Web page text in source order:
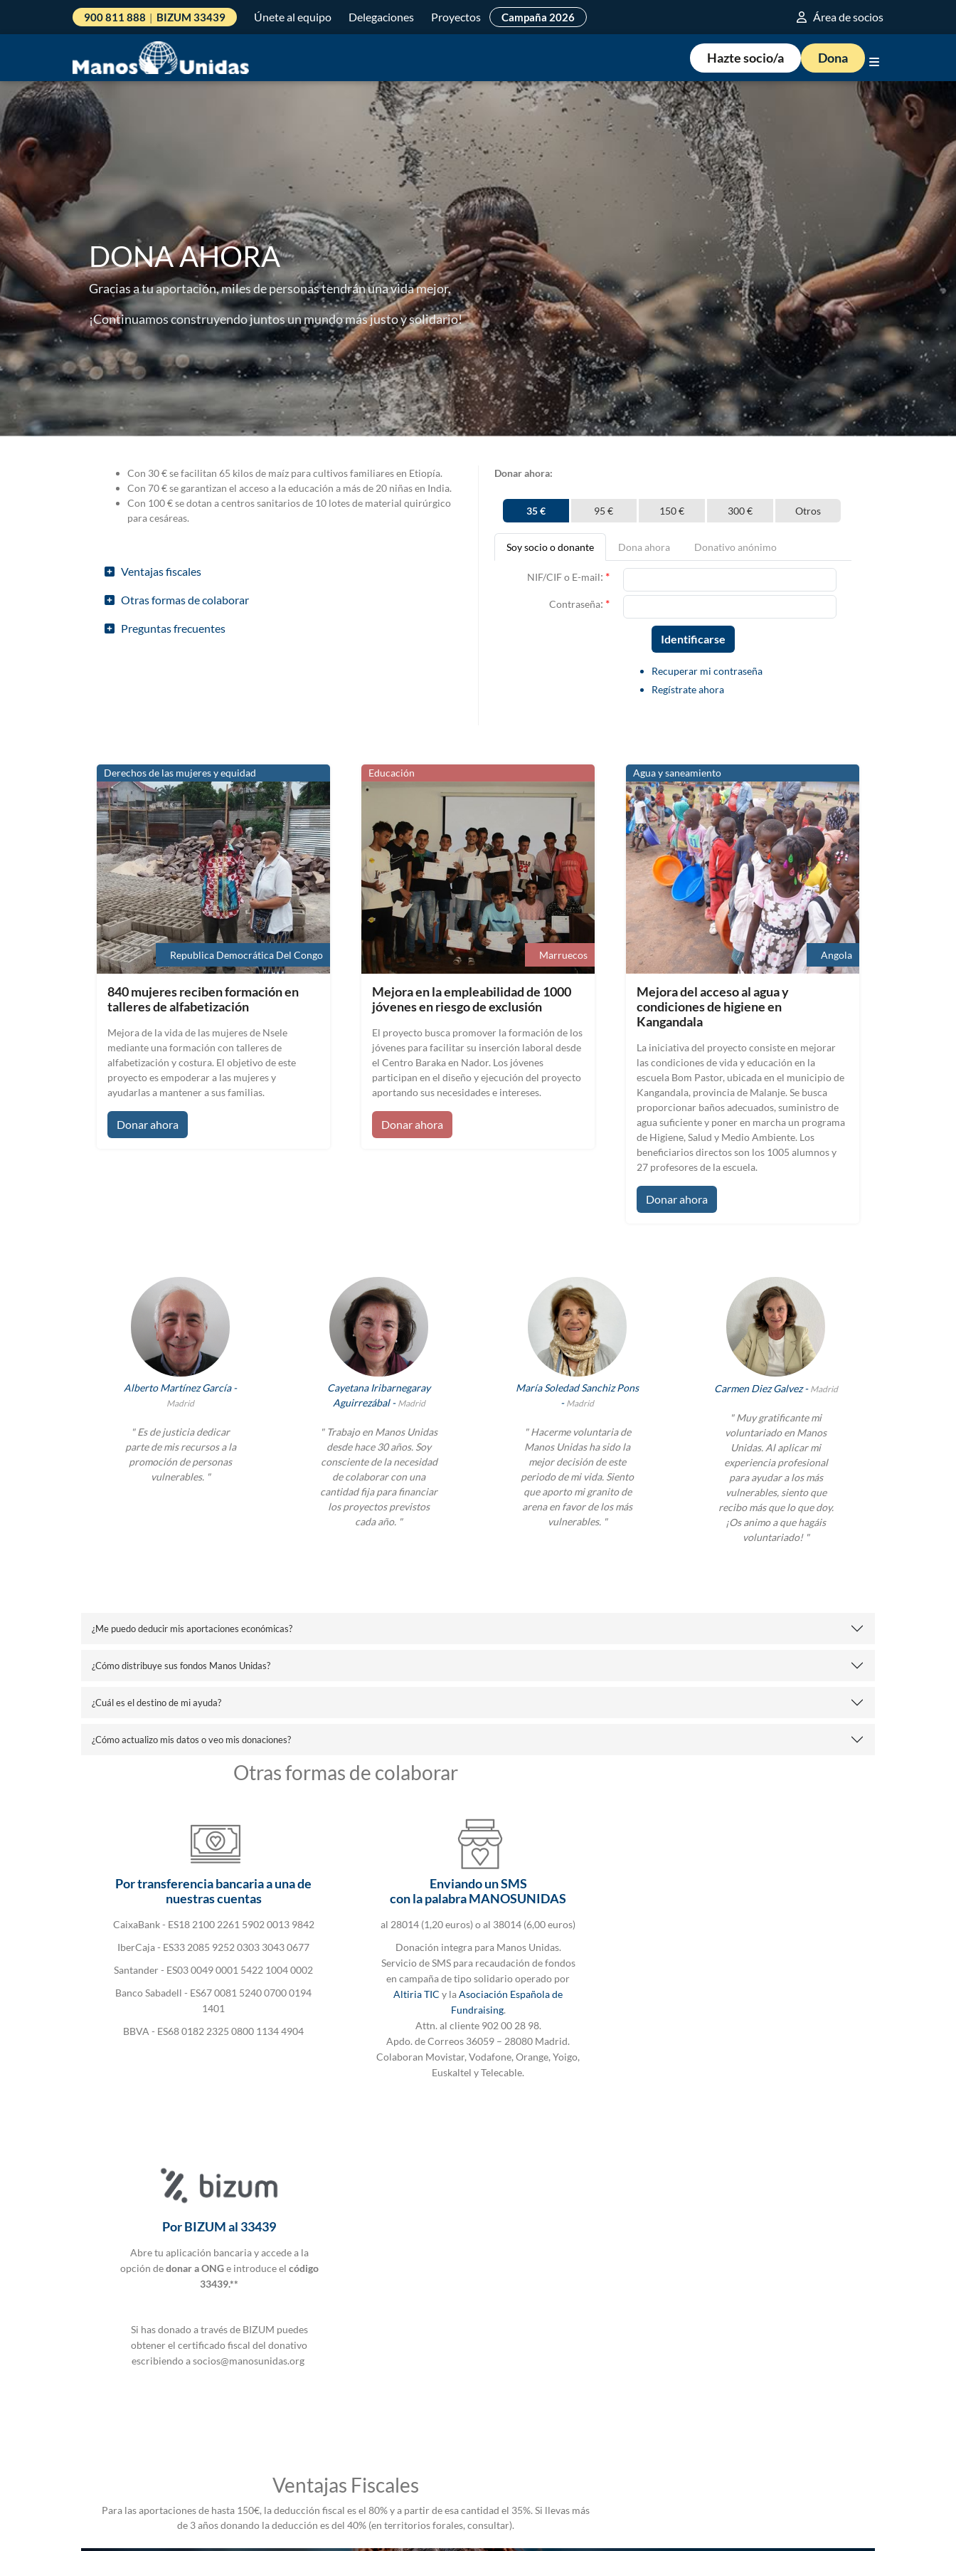
900 811 888 | BIZUM 33439 Únete al equipo Delegaciones Proyectos Campaña 2026 Área de socios
Hazte socio/a Dona
DONA AHORA
Gracias a tu aportación, miles de personas tendrán una vida mejor.
¡Continuamos construyendo juntos un mundo más justo y solidario!
Con 30 € se facilitan 65 kilos de maíz para cultivos familiares en Etiopía.
Con 70 € se garantizan el acceso a la educación a más de 20 niñas en India.
Con 100 € se dotan a centros sanitarios de 10 lotes de material quirúrgico
para cesáreas.
Ventajas fiscales
Otras formas de colaborar
Preguntas frecuentes
Donar ahora:
35 € 95 € 150 € 300 € Otros
Soy socio o donante Dona ahora Donativo anónimo
NIF/CIF o E-mail: *
Contraseña: *
Recuperar mi contraseña
Regístrate ahora
Derechos de las mujeres y equidad
Republica Democrática Del Congo
840 mujeres reciben formación en
talleres de alfabetización
Mejora de la vida de las mujeres de Nsele
mediante una formación con talleres de
alfabetización y costura. El objetivo de este
proyecto es empoderar a las mujeres y
ayudarlas a mantener a sus familias.
Donar ahora
Educación
Marruecos
Mejora en la empleabilidad de 1000
jóvenes en riesgo de exclusión
El proyecto busca promover la formación de los
jóvenes para facilitar su inserción laboral desde
el Centro Baraka en Nador. Los jóvenes
participan en el diseño y ejecución del proyecto
aportando sus necesidades e intereses.
Donar ahora
Agua y saneamiento
Angola
Mejora del acceso al agua y
condiciones de higiene en
Kangandala
La iniciativa del proyecto consiste en mejorar
las condiciones de vida y educación en la
escuela Bom Pastor, ubicada en el municipio de
Kangandala, provincia de Malanje. Se busca
proporcionar baños adecuados, suministro de
agua suficiente y poner en marcha un programa
de Higiene, Salud y Medio Ambiente. Los
beneficiarios directos son los 1005 alumnos y
27 profesores de la escuela.
Donar ahora
Alberto Martínez García -
Madrid
" Es de justicia dedicar
parte de mis recursos a la
promoción de personas
vulnerables. "
Cayetana Iribarnegaray
Aguirrezábal - Madrid
" Trabajo en Manos Unidas
desde hace 30 años. Soy
consciente de la necesidad
de colaborar con una
cantidad fija para financiar
los proyectos previstos
cada año. "
María Soledad Sanchiz Pons
- Madrid
" Hacerme voluntaria de
Manos Unidas ha sido la
mejor decisión de este
periodo de mi vida. Siento
que aporto mi granito de
arena en favor de los más
vulnerables. "
Carmen Diez Galvez - Madrid
" Muy gratificante mi
voluntariado en Manos
Unidas. Al aplicar mi
experiencia profesional
para ayudar a los más
vulnerables, siento que
recibo más que lo que doy.
¡Os animo a que hagáis
voluntariado! "
¿Me puedo deducir mis aportaciones económicas?
¿Cómo distribuye sus fondos Manos Unidas?
¿Cuál es el destino de mi ayuda?
¿Cómo actualizo mis datos o veo mis donaciones?
Otras formas de colaborar
Por transferencia bancaria a una de
nuestras cuentas
CaixaBank - ES18 2100 2261 5902 0013 9842
IberCaja - ES33 2085 9252 0303 3043 0677
Santander - ES03 0049 0001 5422 1004 0002
Banco Sabadell - ES67 0081 5240 0700 0194
1401
BBVA - ES68 0182 2325 0800 1134 4904
Enviando un SMS
con la palabra MANOSUNIDAS
al 28014 (1,20 euros) o al 38014 (6,00 euros)
Donación integra para Manos Unidas.
Servicio de SMS para recaudación de fondos
en campaña de tipo solidario operado por
Altiria TIC y laAsociación Española de
Fundraising.
Attn. al cliente 902 00 28 98.
Apdo. de Correos 36059 – 28080 Madrid.
Colaboran Movistar, Vodafone, Orange, Yoigo,
Euskaltel y Telecable.
Por BIZUM al 33439
Abre tu aplicación bancaria y accede a la
opción dedonar a ONGe introduce el código
33439.**
Si has donado a través de BIZUM puedes
obtener el certificado fiscal del donativo
escribiendo a socios@manosunidas.org
Ventajas Fiscales
Para las aportaciones de hasta 150€, la deducción fiscal es el 80% y a partir de esa cantidad el 35%. Si llevas más
de 3 años donando la deducción es del 40% (en territorios forales, consultar).